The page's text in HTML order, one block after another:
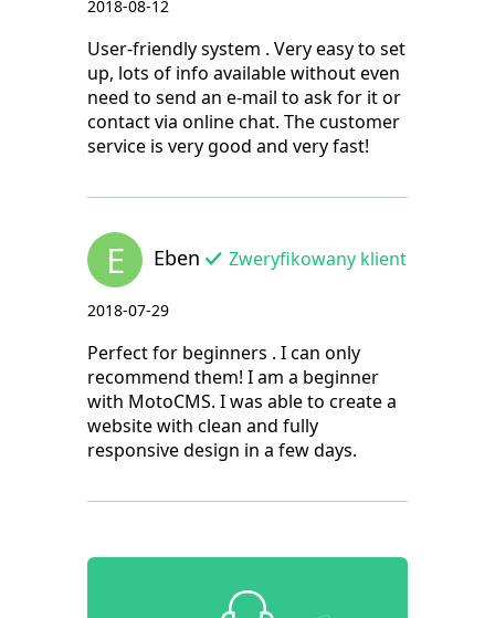
2018-08-12
User-friendly system . Very easy to set
up, lots of info available without even
need to send an e-mail to ask for it or
contact via online chat. The customer
service is very good and very fast!
E Eben Zweryfikowany klient
2018-07-29
Perfect for beginners . I can only
recommend them! I am a beginner
with MotoCMS. I was able to create a
website with clean and fully
responsive design in a few days.